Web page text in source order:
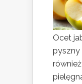
Ocet
pyszny